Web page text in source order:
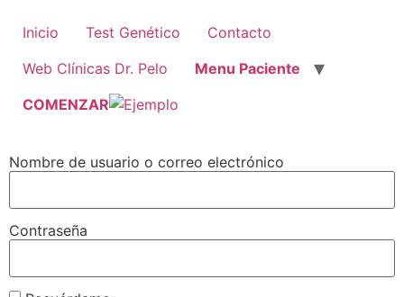
Inicio Test Genético
Contacto
Web Clínicas Dr. Pelo
Menu Paciente
COMENZAR
Nombre de usuario o correo electrónico
Contraseña